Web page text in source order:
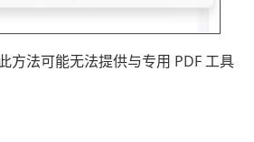
方法可能无法提供与专用 PDF 工具